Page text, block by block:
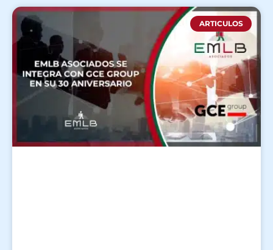
ARTICULOS